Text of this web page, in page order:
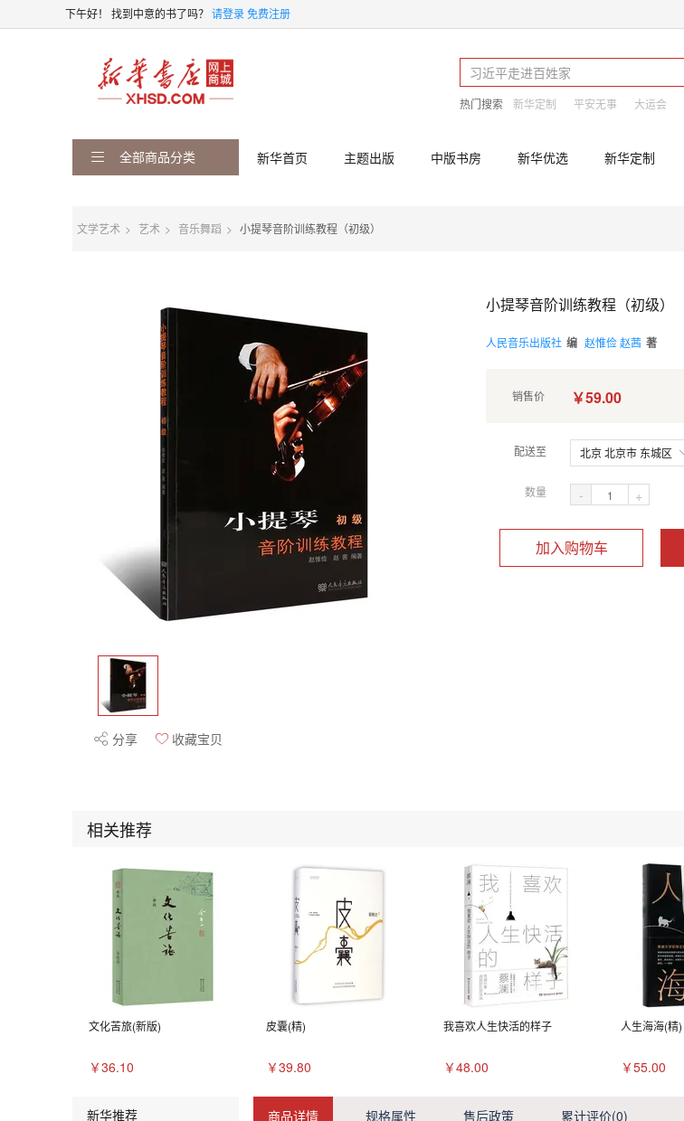
下午好！ 找到中意的书了吗？ 请登录免费注册
热门搜索 新华定制 平安无事 大运会
全部商品分类 新华首页 主题出版 中版书房 新华优选 新华定制
文学艺术 艺术 音乐舞蹈 小提琴音阶训练教程（初级）
分享 收藏宝贝
小提琴音阶训练教程（初级）
人民音乐出版社 编 赵惟俭 赵茜 著
销售价 ￥59.00
配送至 北京 北京市 东城区
数量 - +
加入购物车
相关推荐
文化苦旅(新版)
￥36.10
皮囊(精)
￥39.80
我喜欢人生快活的样子
￥48.00
人生海海(精)
￥55.00
新华推荐 商品详情 规格属性 售后政策 累计评价(0)